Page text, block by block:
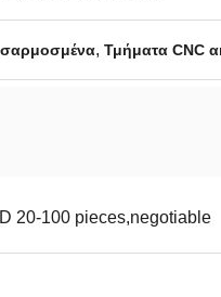
, Τμήματα CNC
20-100 pieces,negotiable